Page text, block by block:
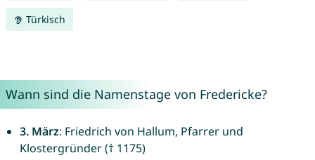
Türkisch
Wann sind die Namenstage von Fredericke?
3. März: Friedrich von Hallum, Pfarrer und
Klostergründer († 1175)